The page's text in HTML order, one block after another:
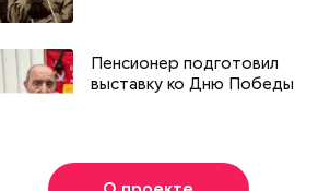
пряника и
на
какие
в России
праздники
Пенсионер подготовил
выставку ко Дню Победы